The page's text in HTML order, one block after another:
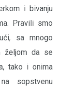
i bivanju
Pravili smo
sa mnogo
željom da se
tako i onima
sopstvenu